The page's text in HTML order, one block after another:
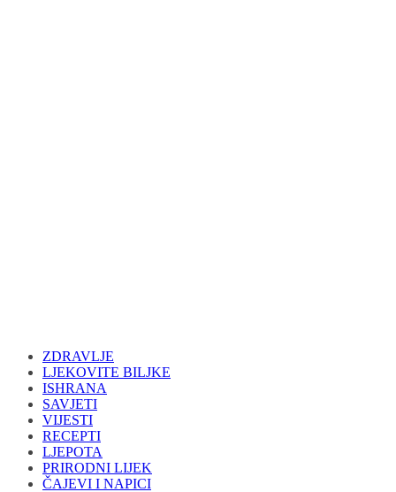
ZDRAVLJE
LJEKOVITE BILJKE
ISHRANA
SAVJETI
VIJESTI
RECEPTI
LJEPOTA
PRIRODNI LIJEK
ČAJEVI I NAPICI